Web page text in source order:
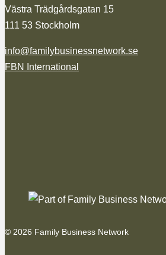
Västra Trädgårdsgatan 15
111 53 Stockholm
info@familybusinessnetwork.se
FBN International
© 2026 Family Business Network